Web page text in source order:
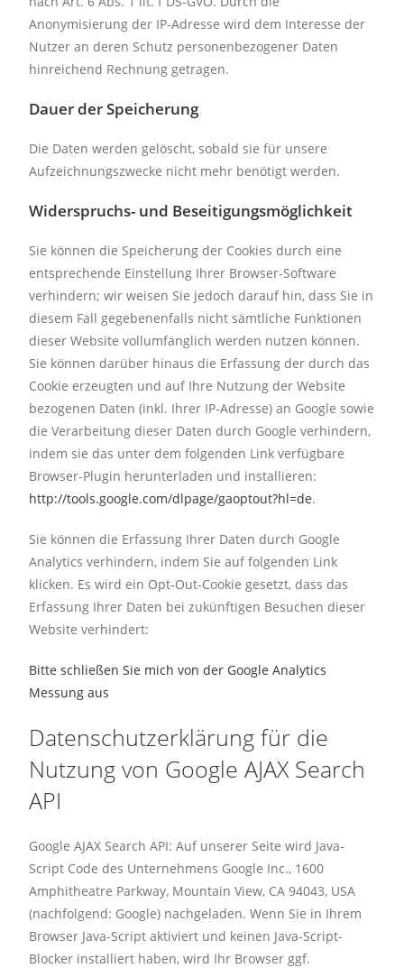
Anonymisierung der IP-Adresse wird dem Interesse der
Nutzer an deren Schutz personenbezogener Daten
hinreichend Rechnung getragen.
Dauer der Speicherung
Die Daten werden gelöscht, sobald sie für unsere
Aufzeichnungszwecke nicht mehr benötigt werden.
Widerspruchs- und Beseitigungsmöglichkeit
Sie können die Speicherung der Cookies durch eine
entsprechende Einstellung Ihrer Browser-Software
verhindern; wir weisen Sie jedoch darauf hin, dass Sie in
diesem Fall gegebenenfalls nicht sämtliche Funktionen
dieser Website vollumfänglich werden nutzen können.
Sie können darüber hinaus die Erfassung der durch das
Cookie erzeugten und auf Ihre Nutzung der Website
bezogenen Daten (inkl. Ihrer IP-Adresse) an Google sowie
die Verarbeitung dieser Daten durch Google verhindern,
indem sie das unter dem folgenden Link verfügbare
Browser-Plugin herunterladen und installieren:
http://tools.google.com/dlpage/gaoptout?hl=de.
Sie können die Erfassung Ihrer Daten durch Google
Analytics verhindern, indem Sie auf folgenden Link
klicken. Es wird ein Opt-Out-Cookie gesetzt, dass das
Erfassung Ihrer Daten bei zukünftigen Besuchen dieser
Website verhindert:
Bitte schließen Sie mich von der Google Analytics
Messung aus
Datenschutzerklärung für die
Nutzung von Google AJAX Search
API
Google AJAX Search API: Auf unserer Seite wird Java-
Script Code des Unternehmens Google Inc., 1600
Amphitheatre Parkway, Mountain View, CA 94043, USA
(nachfolgend: Google) nachgeladen. Wenn Sie in Ihrem
Browser Java-Script aktiviert und keinen Java-Script-
Blocker installiert haben, wird Ihr Browser ggf.